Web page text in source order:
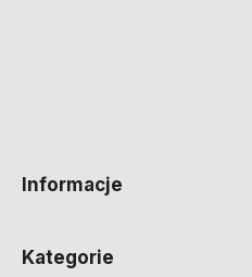
Informacje
Kategorie